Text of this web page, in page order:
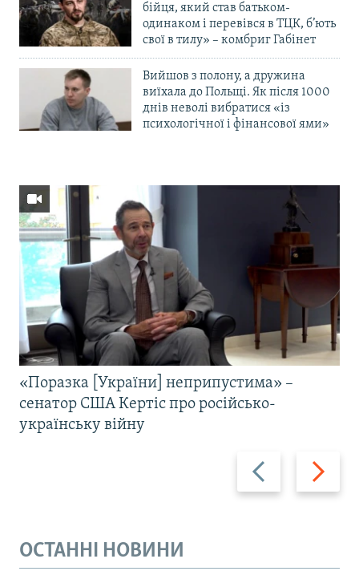
бійця, який став батьком-
одинаком і перевівся в ТЦК, б’ють
свої в тилу» – комбриг Габінет
Вийшов з полону, а дружина
виїхала до Польщі. Як після 1000
днів неволі вибратися «із
психологічної і фінансової ями»
Назад Вперед
«Поразка [України] неприпустима» –
сенатор США Кертіс про російсько-
українську війну
ОСТАННІ НОВИНИ